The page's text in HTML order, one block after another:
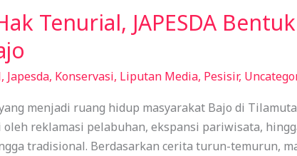
Tenurial, JAPESDA
, Japesda, Konservasi, Liputan Media, Pesisir,
menjadi ruang hidup masyarakat Bajo di
reklamasi pelabuhan, ekspansi pariwisata,
tradisional. Berdasarkan cerita turun-temurun,